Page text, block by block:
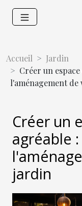
Accueil
Jardin
Créer un
l'aménagement
Créer un
agréable
jardin